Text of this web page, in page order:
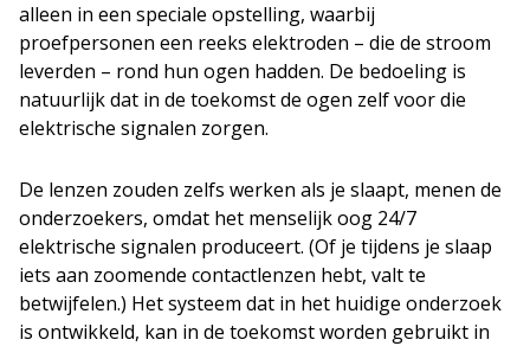
alleen in een speciale opstelling, waarbij
proefpersonen een reeks elektroden – die de stroom
leverden – rond hun ogen hadden. De bedoeling is
natuurlijk dat in de toekomst de ogen zelf voor die
elektrische signalen zorgen.
De lenzen zouden zelfs werken als je slaapt, menen de
onderzoekers, omdat het menselijk oog 24/7
elektrische signalen produceert. (Of je tijdens je slaap
iets aan zoomende contactlenzen hebt, valt te
betwijfelen.) Het systeem dat in het huidige onderzoek
is ontwikkeld, kan in de toekomst worden gebruikt in